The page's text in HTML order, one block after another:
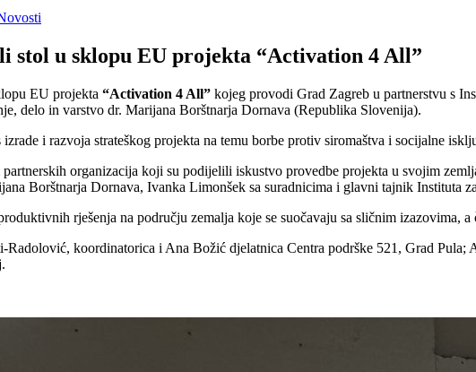
u sklopu EU projekta “Activation 4 All”
EU projekta “Activation 4 All” kojeg provodi Grad Zagreb u partnerstvu s
delo in varstvo dr. Marijana Borštnarja Dornava (Republika Slovenija).
i razvoja strateškog projekta na temu borbe protiv siromaštva i socijalne
organizacija koji su podijelili iskustvo provedbe projekta u svojim
Borštnarja Dornava, Ivanka Limonšek sa suradnicima i glavni tajnik Instituta
rješenja na području zemalja koje se suočavaju sa sličnim izazovima,
Radolović, koordinatorica i Ana Božić djelatnica Centra podrške 521, Grad